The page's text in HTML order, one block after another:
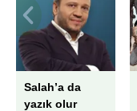
Salah’a da
yazık olur